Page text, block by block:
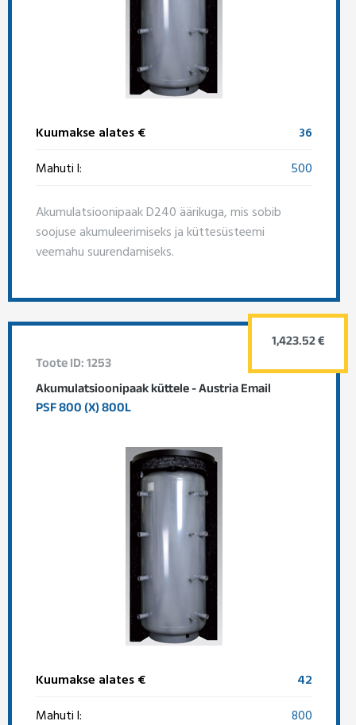
Kuumakse alates €
36
Mahuti l:
500
Akumulatsioonipaak D240 äärikuga, mis sobib
soojuse akumuleerimiseks ja küttesüsteemi
veemahu suurendamiseks.
Toote ID: 1253
Akumulatsioonipaak küttele - Austria Email
PSF 800 (X) 800L
Kuumakse alates €
42
Mahuti l:
800
1,423.52 €